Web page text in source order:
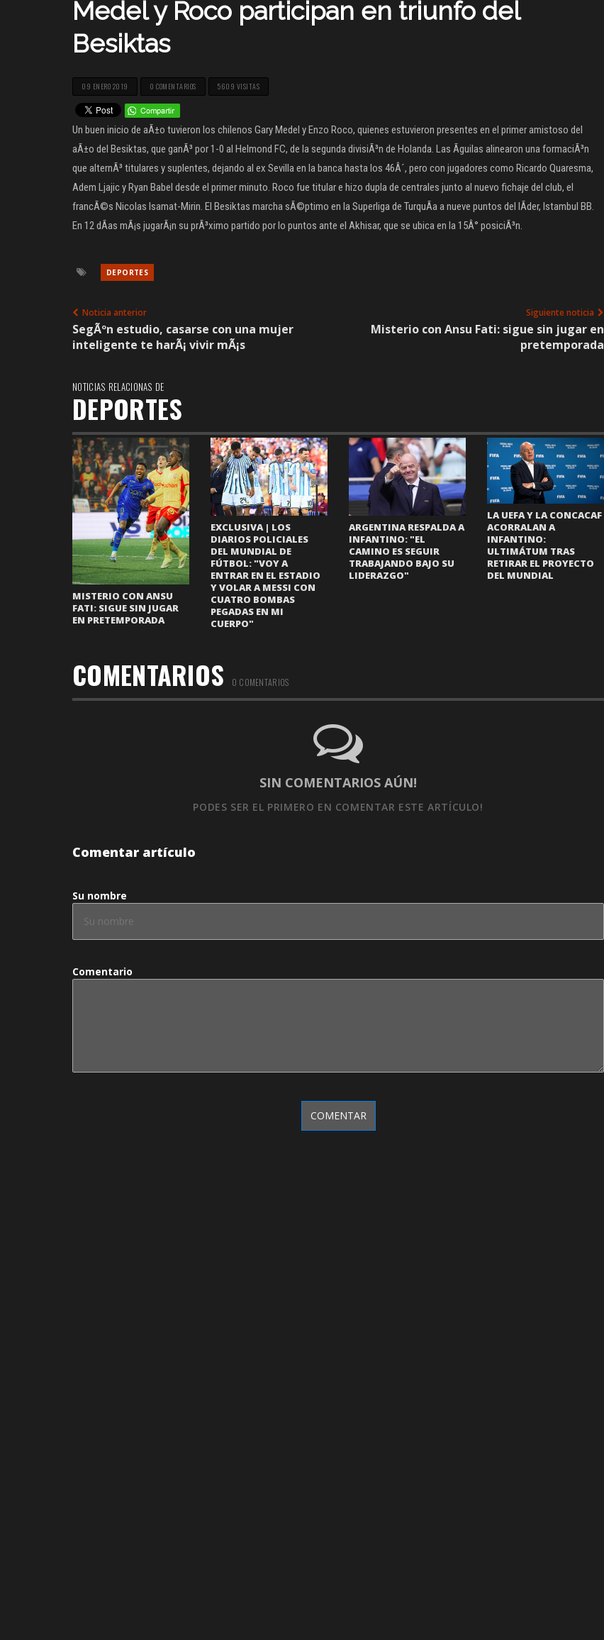
Medel y Roco participan en triunfo del
Besiktas
09 ENERO 2019 0 COMENTARIOS 5609 VISITAS
Un buen inicio de aÃ±o tuvieron los chilenos Gary Medel y Enzo Roco, quienes estuvieron presentes en el primer amistoso del
aÃ±o del Besiktas, que ganÃ³ por 1-0 al Helmond FC, de la segunda divisiÃ³n de Holanda. Las Ãguilas alinearon una formaciÃ³n
que alternÃ³ titulares y suplentes, dejando al ex Sevilla en la banca hasta los 46Â´, pero con jugadores como Ricardo Quaresma,
Adem Ljajic y Ryan Babel desde el primer minuto. Roco fue titular e hizo dupla de centrales junto al nuevo fichaje del club, el
francÃ©s Nicolas Isamat-Mirin. El Besiktas marcha sÃ©ptimo en la Superliga de TurquÃ­a a nueve puntos del lÃ­der, Istambul BB.
En 12 dÃ­as mÃ¡s jugarÃ¡n su prÃ³ximo partido por lo puntos ante el Akhisar, que se ubica en la 15Â° posiciÃ³n.
DEPORTES
Noticia anterior
SegÃºn estudio, casarse con una mujer
inteligente te harÃ¡ vivir mÃ¡s
Siguiente noticia
Misterio con Ansu Fati: sigue sin jugar en
pretemporada
NOTICIAS RELACIONAS DE
DEPORTES
MISTERIO CON ANSU
FATI: SIGUE SIN JUGAR
EN PRETEMPORADA
EXCLUSIVA | LOS
DIARIOS POLICIALES
DEL MUNDIAL DE
FÚTBOL: "VOY A
ENTRAR EN EL ESTADIO
Y VOLAR A MESSI CON
CUATRO BOMBAS
PEGADAS EN MI
CUERPO"
ARGENTINA RESPALDA A
INFANTINO: "EL
CAMINO ES SEGUIR
TRABAJANDO BAJO SU
LIDERAZGO"
LA UEFA Y LA CONCACAF
ACORRALAN A
INFANTINO:
ULTIMÁTUM TRAS
RETIRAR EL PROYECTO
DEL MUNDIAL
COMENTARIOS 0 COMENTARIOS
SIN COMENTARIOS AÚN!
PODES SER EL PRIMERO EN COMENTAR ESTE ARTÍCULO!
Comentar artículo
Su nombre
Comentario